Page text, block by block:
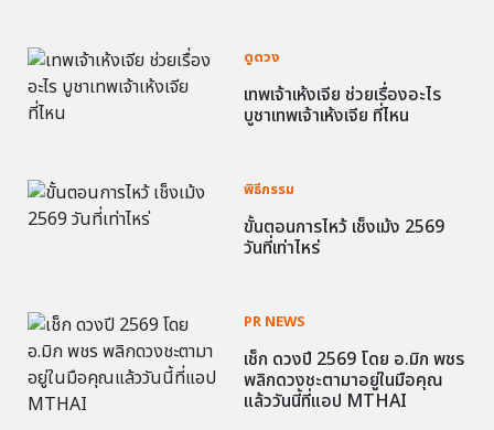
ดูดวง
เทพเจ้าเห้งเจีย ช่วยเรื่องอะไร
บูชาเทพเจ้าเห้งเจีย ที่ไหน
พิธีกรรม
ขั้นตอนการไหว้ เช็งเม้ง 2569
วันที่เท่าไหร่
PR NEWS
เช็ก ดวงปี 2569 โดย อ.มิก พชร
พลิกดวงชะตามาอยู่ในมือคุณ
แล้ววันนี้ที่แอป MTHAI